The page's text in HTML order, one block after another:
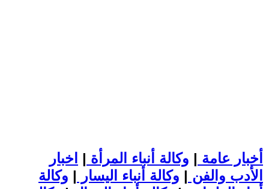
أخبار عامة | وكالة أنباء المرأة | اخبار
الأدب والفن | وكالة أنباء اليسار | وكالة